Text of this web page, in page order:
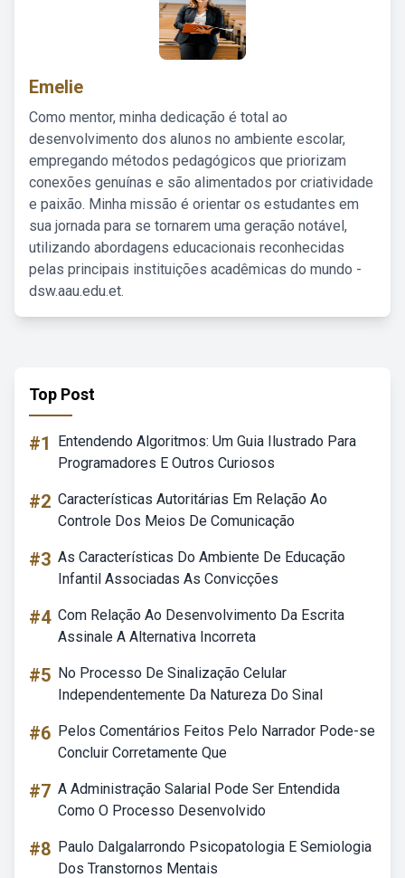
Emelie
Como mentor, minha dedicação é total ao
desenvolvimento dos alunos no ambiente escolar,
empregando métodos pedagógicos que priorizam
conexões genuínas e são alimentados por criatividade
e paixão. Minha missão é orientar os estudantes em
sua jornada para se tornarem uma geração notável,
utilizando abordagens educacionais reconhecidas
pelas principais instituições acadêmicas do mundo -
dsw.aau.edu.et.
Top Post
#1
Entendendo Algoritmos: Um Guia Ilustrado Para
Programadores E Outros Curiosos
#2 Características Autoritárias Em Relação Ao
Controle Dos Meios De Comunicação
#3 As Características Do Ambiente De Educação
Infantil Associadas As Convicções
#4 Com Relação Ao Desenvolvimento Da Escrita
Assinale A Alternativa Incorreta
#5 No Processo De Sinalização Celular
Independentemente Da Natureza Do Sinal
#6 Pelos Comentários Feitos Pelo Narrador Pode-se
Concluir Corretamente Que
#7 A Administração Salarial Pode Ser Entendida
Como O Processo Desenvolvido
#8 Paulo Dalgalarrondo Psicopatologia E Semiologia
Dos Transtornos Mentais